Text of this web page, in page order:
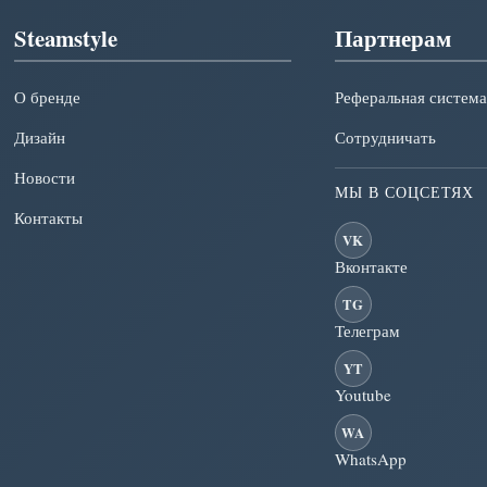
Steamstyle
О бренде
Дизайн
Новости
Контакты
Партнерам
Реферальная система
Сотрудничать
МЫ В СОЦСЕТЯХ
VK
Вконтакте
TG
Телеграм
YT
Youtube
WA
WhatsApp